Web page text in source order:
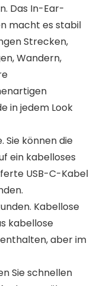
Das In-Ear-
macht es stabil
Strecken,
Wandern,
in jedem Look
Sie können die
ein kabelloses
USB-C-Kabel
Kabellose
kabellose
aber im
Sie schnellen